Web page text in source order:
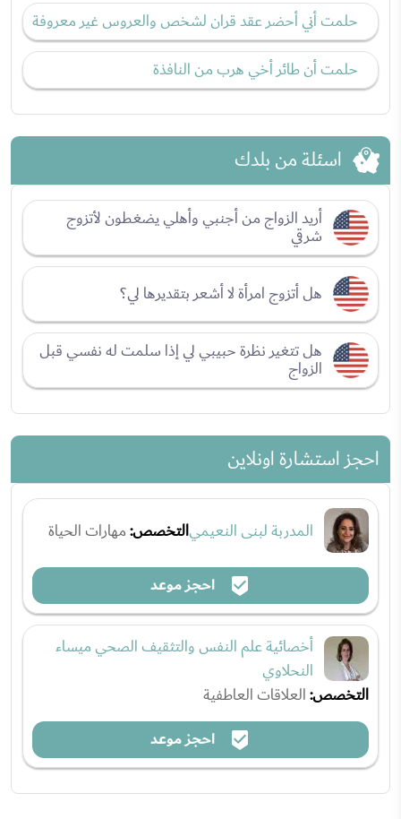
حلمت أني أحضر عقد قران لشخص والعروس غير معروفة
حلمت أن طائر أخي هرب من النافذة
اسئلة من بلدك
أريد الزواج من أجنبي وأهلي يضغطون لأتزوج
شرقي
هل أتزوج امرأة لا أشعر بتقديرها لي؟
هل تتغير نظرة حبيبي لي إذا سلمت له نفسي قبل
الزواج
احجز استشارة اونلاين
المدربة لبنى النعيميالتخصص:مهارات الحياة
احجز موعد
أخصائية علم النفس والتثقيف الصحي ميساء
النحلاوي
التخصص:العلاقات العاطفية
احجز موعد